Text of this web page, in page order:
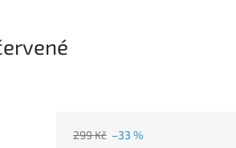
299 Kč –33 %